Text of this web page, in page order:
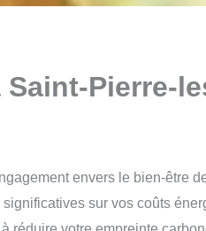
Pierre-
envers le bien-être
sur vos coûts